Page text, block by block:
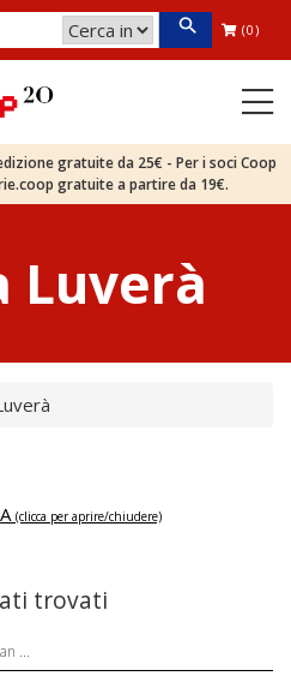
(0)
gratuite da 25€ - Per i soci Coop
gratuite a partire da 19€.
Luverà
(clicca per aprire/chiudere)
trovati
...